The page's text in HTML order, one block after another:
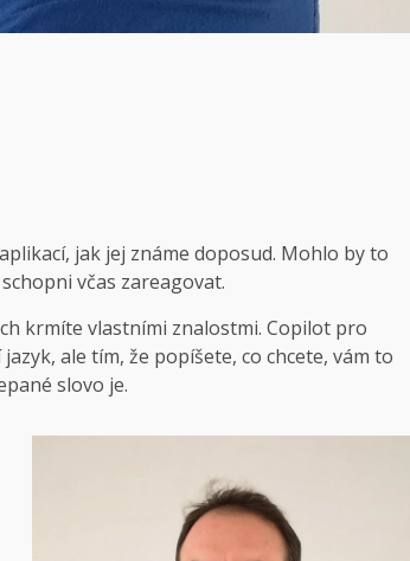
jak jej známe doposud. Mohlo by to
včas zareagovat.
krmíte vlastními znalostmi. Copilot pro
ale tím, že popíšete, co chcete, vám to
slovo je.